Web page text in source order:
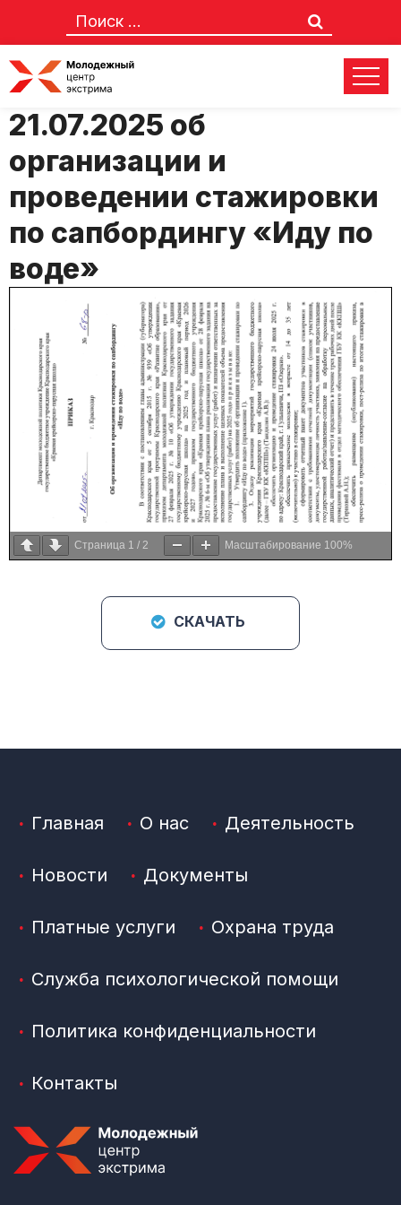
Приказ №68-р от
21.07.2025 об
организации и
проведении стажировки
по сапбордингу «Иду по
воде»
Страница 1 / 2 Масштабирование 100%
СКАЧАТЬ
Главная О нас Деятельность
Новости Документы
Платные услуги Охрана труда
Служба психологической помощи
Политика конфиденциальности
Контакты